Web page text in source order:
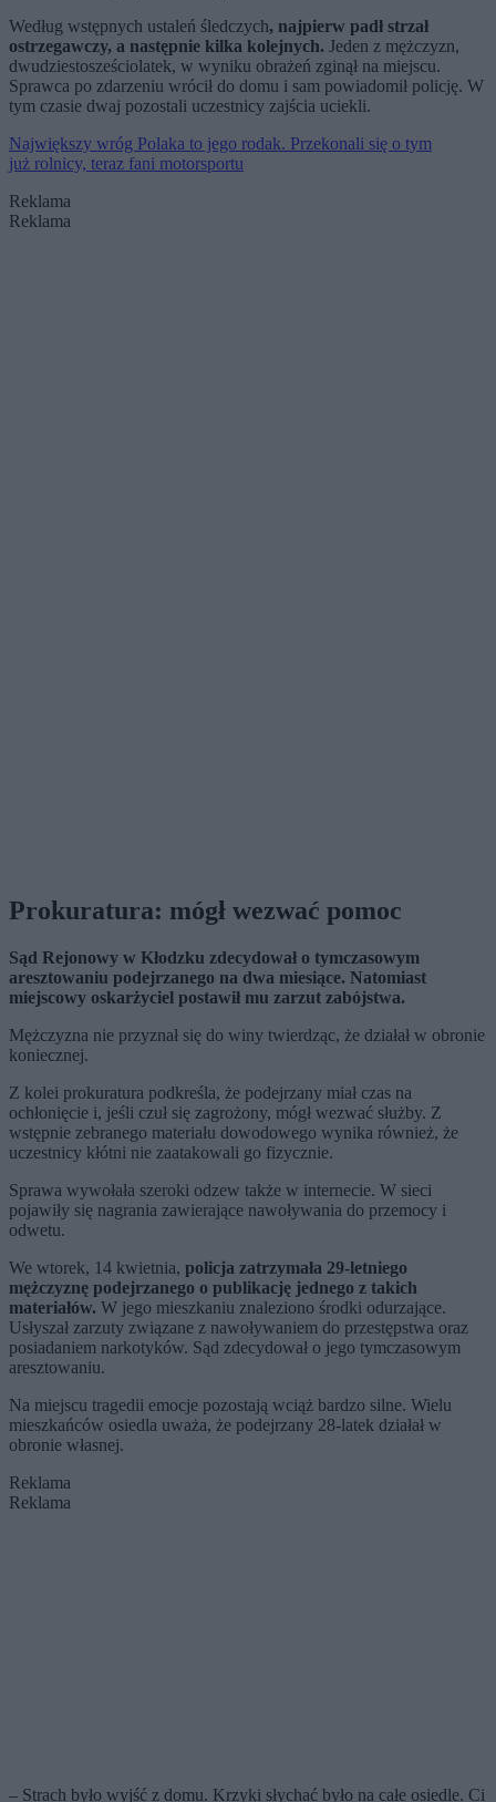
Według wstępnych ustaleń śledczych, najpierw padł strzał
ostrzegawczy, a następnie kilka kolejnych. Jeden z mężczyzn,
dwudziestosześciolatek, w wyniku obrażeń zginął na miejscu.
Sprawca po zdarzeniu wrócił do domu i sam powiadomił policję. W
tym czasie dwaj pozostali uczestnicy zajścia uciekli.
Największy wróg Polaka to jego rodak. Przekonali się o tym
już rolnicy, teraz fani motorsportu
Reklama
Reklama
Prokuratura: mógł wezwać pomoc
Sąd Rejonowy w Kłodzku zdecydował o tymczasowym
aresztowaniu podejrzanego na dwa miesiące. Natomiast
miejscowy oskarżyciel postawił mu zarzut zabójstwa.
Mężczyzna nie przyznał się do winy twierdząc, że działał w obronie
koniecznej.
Z kolei prokuratura podkreśla, że podejrzany miał czas na
ochłonięcie i, jeśli czuł się zagrożony, mógł wezwać służby. Z
wstępnie zebranego materiału dowodowego wynika również, że
uczestnicy kłótni nie zaatakowali go fizycznie.
Sprawa wywołała szeroki odzew także w internecie. W sieci
pojawiły się nagrania zawierające nawoływania do przemocy i
odwetu.
We wtorek, 14 kwietnia, policja zatrzymała 29-letniego
mężczyznę podejrzanego o publikację jednego z takich
materiałów. W jego mieszkaniu znaleziono środki odurzające.
Usłyszał zarzuty związane z nawoływaniem do przestępstwa oraz
posiadaniem narkotyków. Sąd zdecydował o jego tymczasowym
aresztowaniu.
Na miejscu tragedii emocje pozostają wciąż bardzo silne. Wielu
mieszkańców osiedla uważa, że podejrzany 28-latek działał w
obronie własnej.
Reklama
Reklama
– Strach było wyjść z domu. Krzyki słychać było na całe osiedle. Ci